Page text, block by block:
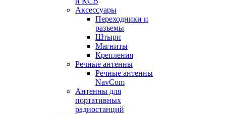
Аксессуары
Переходники и
разъемы
Штыри
Магниты
Крепления
Речные антенны
Речные антенны
NavCom
Антенны для
портативных
радиостанций